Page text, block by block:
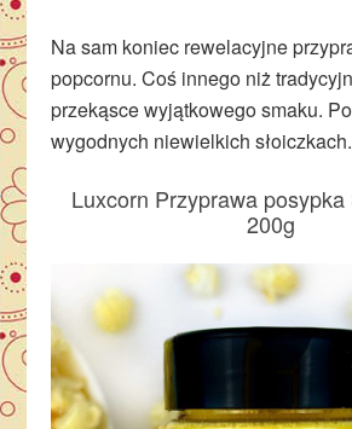
Na sam koniec rewelacyjne
popcornu. Coś innego niż
przekąsce wyjątkowego smaku.
wygodnych niewielkich słoiczkach.
Luxcorn Przyprawa
200g